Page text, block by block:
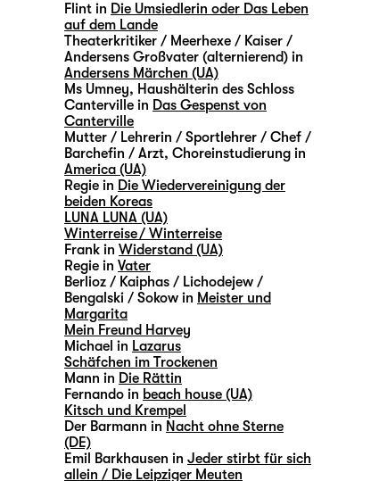
Flint in Die Umsiedlerin oder Das Leben
auf dem Lande
Theaterkritiker / Meerhexe / Kaiser /
Andersens Großvater (alternierend) in
Andersens Märchen (UA)
Ms Umney, Haushälterin des Schloss
Canterville in Das Gespenst von
Canterville
Mutter / Lehrerin / Sportlehrer / Chef /
Barchefin / Arzt, Choreinstudierung in
America (UA)
Regie in Die Wiedervereinigung der
beiden Koreas
LUNA LUNA (UA)
Winterreise / Winterreise
Frank in Widerstand (UA)
Regie in Vater
Berlioz / Kaiphas / Lichodejew /
Bengalski / Sokow in Meister und
Margarita
Mein Freund Harvey
Michael in Lazarus
Schäfchen im Trockenen
Mann in Die Rättin
Fernando in beach house (UA)
Kitsch und Krempel
Der Barmann in Nacht ohne Sterne
(DE)
Emil Barkhausen in Jeder stirbt für sich
allein / Die Leipziger Meuten